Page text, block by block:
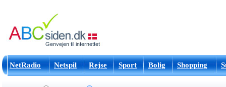
NetRadio Netspil Rejse Sport Bolig Shopping